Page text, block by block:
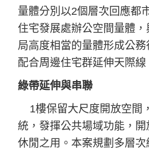
量體分別以2個層次回應都
住宅發展處辦公空間量體
局高度相當的量體形成公務
配合周邊住宅群延伸天際線
綠帶延伸與串聯
1樓保留大尺度開放空間
統，發揮公共場域功能，
休閒之用。本案規劃多層